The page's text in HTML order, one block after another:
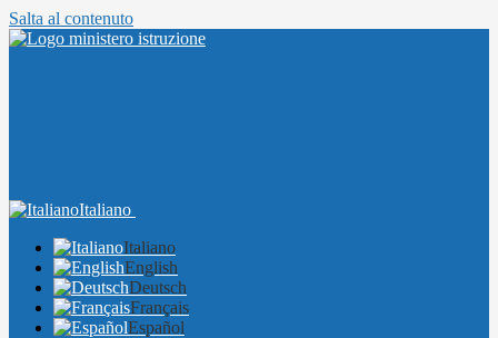
Salta al contenuto
Italiano
Italiano
English
Deutsch
Français
Español